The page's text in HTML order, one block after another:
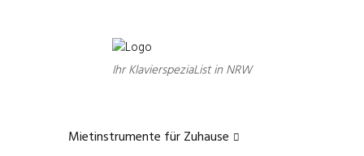
Ihr KlavierspeziaList in NRW
Mietinstrumente für Zuhause